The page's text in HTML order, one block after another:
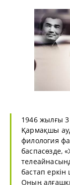
1946 жылғы
Қармақшы
филология
баспасөзде,
бастап
Оның